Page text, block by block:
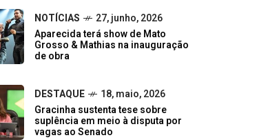
NOTÍCIAS
27, junho, 2026
Aparecida terá show de Mato
Grosso & Mathias na inauguração
de obra
DESTAQUE
18, maio, 2026
Gracinha sustenta tese sobre
suplência em meio à disputa por
vagas ao Senado